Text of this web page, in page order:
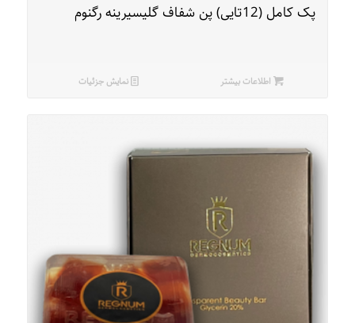
پک کامل (12تایی) پن شفاف گلیسیرینه رگنوم
اطلاعات بیشتر نمایش جزئیات